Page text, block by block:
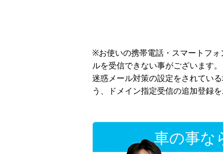
※お使いの携帯電話・スマートフ
ルを受信できない事がございます。
迷惑メール対策の設定をされてい
う、ドメイン指定受信の追加登録を
車の事な